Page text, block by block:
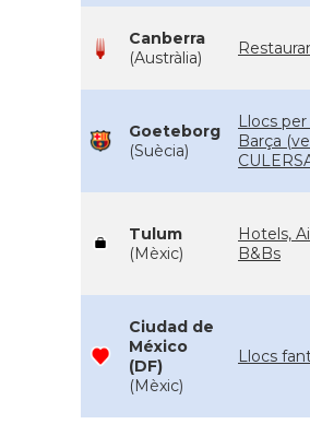
Canberra
(Austràlia)
Goeteborg
(Suècia)
Llocs
Barça
Tulum
(Mèxic)
Hotels,
B&Bs
Ciudad de
México
(DF)
(Mèxic)
Llocs